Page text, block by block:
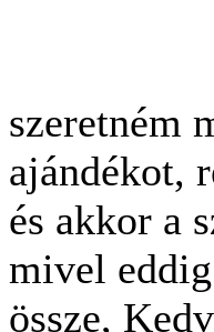
szeretném
ajándékot,
és akkor a
mivel
össze,